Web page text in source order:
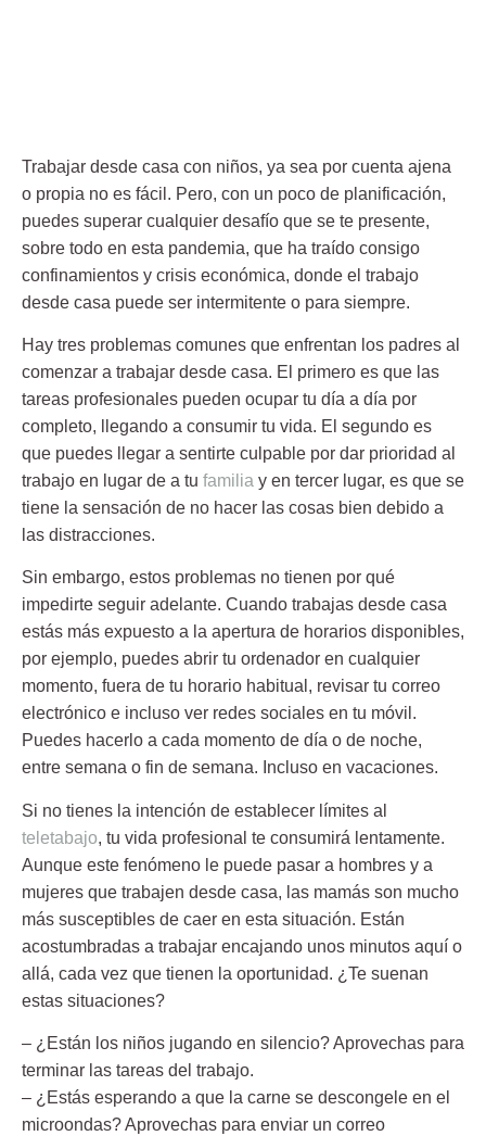
Trabajar desde casa con niños, ya sea por cuenta ajena
o propia no es fácil. Pero, con un poco de planificación,
puedes superar cualquier desafío que se te presente,
sobre todo en esta pandemia, que ha traído consigo
confinamientos y crisis económica, donde el trabajo
desde casa puede ser intermitente o para siempre.
Hay tres problemas comunes que enfrentan los padres al
comenzar a trabajar desde casa. El primero es que las
tareas profesionales pueden ocupar tu día a día por
completo, llegando a consumir tu vida. El segundo es
que puedes llegar a sentirte culpable por dar prioridad al
trabajo en lugar de a tu familia y en tercer lugar, es que se
tiene la sensación de no hacer las cosas bien debido a
las distracciones.
Sin embargo, estos problemas no tienen por qué
impedirte seguir adelante. Cuando trabajas desde casa
estás más expuesto a la apertura de horarios disponibles,
por ejemplo, puedes abrir tu ordenador en cualquier
momento, fuera de tu horario habitual, revisar tu correo
electrónico e incluso ver redes sociales en tu móvil.
Puedes hacerlo a cada momento de día o de noche,
entre semana o fin de semana. Incluso en vacaciones.
Si no tienes la intención de establecer límites al
teletabajo, tu vida profesional te consumirá lentamente.
Aunque este fenómeno le puede pasar a hombres y a
mujeres que trabajen desde casa, las mamás son mucho
más susceptibles de caer en esta situación. Están
acostumbradas a trabajar encajando unos minutos aquí o
allá, cada vez que tienen la oportunidad. ¿Te suenan
estas situaciones?
– ¿Están los niños jugando en silencio? Aprovechas para
terminar las tareas del trabajo.
– ¿Estás esperando a que la carne se descongele en el
microondas? Aprovechas para enviar un correo